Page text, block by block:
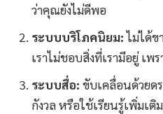
ว่าคุณยังไม่ดีพอ
ระบบบริโภคนิยม:ไม่ได้ข
เราไม่ชอบสิ่งที่เรามีอยู่ เพ
ระบบสื่อ: ขับเคลื่อนด้วยด
กังวล หรือใช้เรียนรู้เพิ่มเ